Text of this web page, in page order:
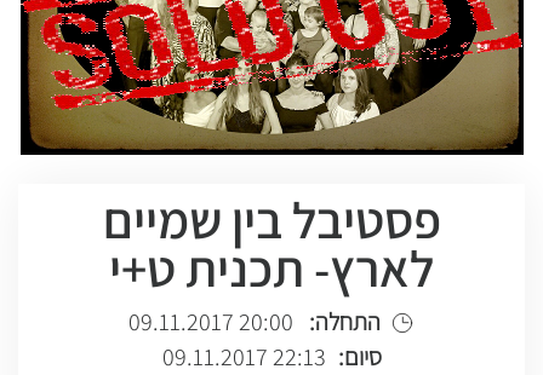
פסטיבל בין שמיים
לארץ- תכנית ט+י
התחלה: 20:00 09.11.2017
סיום: 22:13 09.11.2017